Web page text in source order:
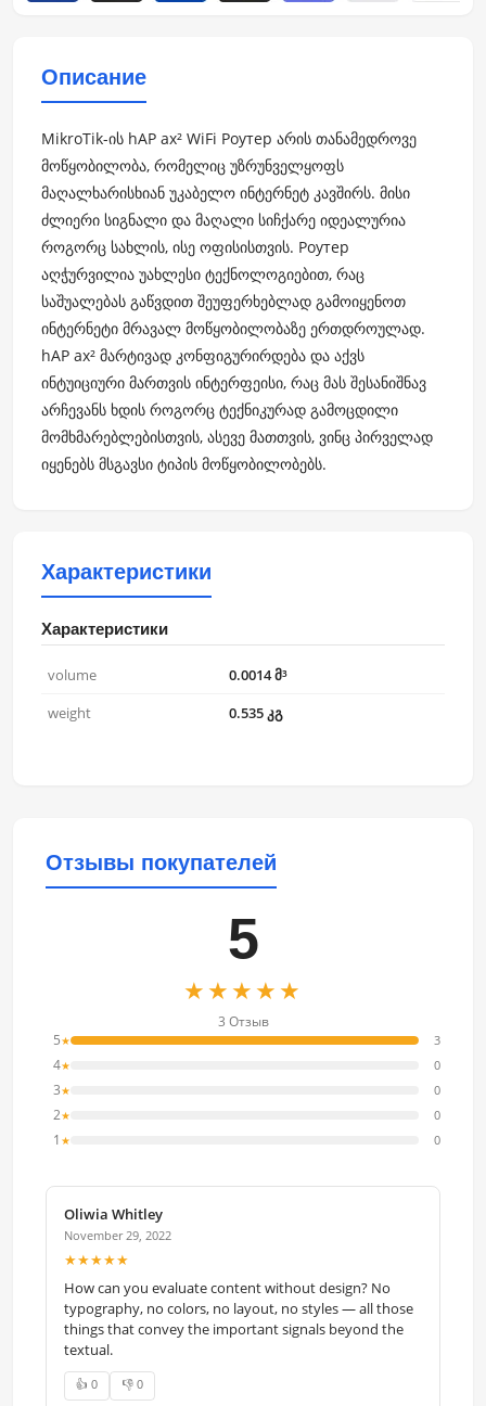
Описание
MikroTik-ის hAP ax² WiFi Роутер არის თანამედროვე
მოწყობილობა, რომელიც უზრუნველყოფს
მაღალხარისხიან უკაბელო ინტერნეტ კავშირს. მისი
ძლიერი სიგნალი და მაღალი სიჩქარე იდეალურია
როგორც სახლის, ისე ოფისისთვის. Роутер
აღჭურვილია უახლესი ტექნოლოგიებით, რაც
საშუალებას გაწვდით შეუფერხებლად გამოიყენოთ
ინტერნეტი მრავალ მოწყობილობაზე ერთდროულად.
hAP ax² მარტივად კონფიგურირდება და აქვს
ინტუიციური მართვის ინტერფეისი, რაც მას შესანიშნავ
არჩევანს ხდის როგორც ტექნიკურად გამოცდილი
მომხმარებლებისთვის, ასევე მათთვის, ვინც პირველად
იყენებს მსგავსი ტიპის მოწყობილობებს.
Характеристики
Характеристики
volume
0.0014 მ³
weight
0.535 კგ
Отзывы покупателей
5
★★★★★
3 Отзыв
5★ 3
4★ 0
3★ 0
2★ 0
1 ★ 0
Oliwia Whitley
November 29, 2022
★★★★★
How can you evaluate content without design? No
typography, no colors, no layout, no styles — all those
things that convey the important signals beyond the
textual.
👍 0 👎 0